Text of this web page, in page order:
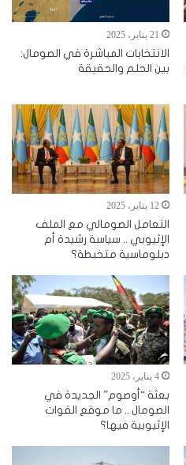
21 يناير، 2025
الانتخابات المباشرة في الصومال:
بين الحلم والحقيقة
12 يناير، 2025
التعامل الصومالي مع الملف
الإثيوبي .. سياسة رشيدة أم
دبلوماسية متخبطة؟
4 يناير، 2025
بعثة “أوصوم” الجديدة في
الصومال .. ما موقع القوات
الإثيوبية فيها؟